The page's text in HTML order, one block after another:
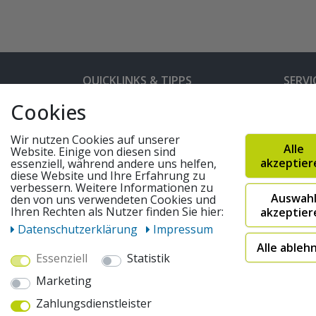
QUICKLINKS & TIPPS
Partnerprogramm
Marken
FAQ
© 2026 pentagonsports.de
Daten­schutz­erklärung
Cookies
Wir nutzen Cookies auf unserer
Website. Einige von diesen sind
essenziell, während andere uns helfen,
diese Website und Ihre Erfahrung zu
verbessern. Weitere Informationen zu
den von uns verwendeten Cookies und
Ihren Rechten als Nutzer finden Sie hier:
Daten­schutz­erklärung
Impressum
Essenziell
Statistik
Marketing
Zahlungsdienstleister
Alle
Auswahl
Alle